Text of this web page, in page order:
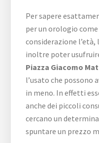
Per sapere
per un orologio come
considerazione
inoltre poter
Piazza Giacomo
l’usato che possono
in meno. In effetti
anche dei piccoli
cercano un
spuntare un prezzo